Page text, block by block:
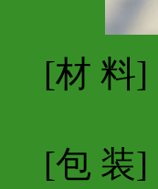
[材 料]
[包 装]